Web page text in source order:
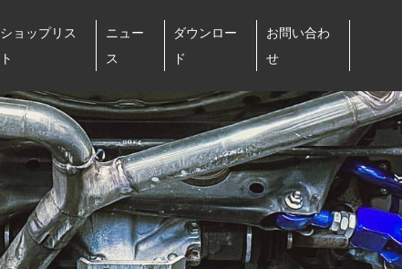
ショップリス
ト
ニュー
ス
ダウンロー
ド
お問い合わ
せ